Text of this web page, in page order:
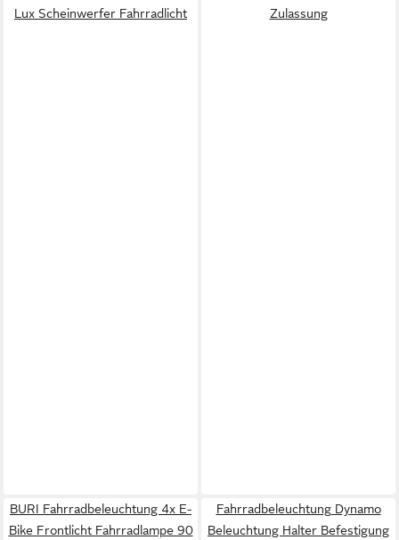
Lux Scheinwerfer Fahrradlicht
Zulassung
BURI Fahrradbeleuchtung 4x E-
Bike Frontlicht Fahrradlampe 90
Fahrradbeleuchtung Dynamo
Beleuchtung Halter Befestigung